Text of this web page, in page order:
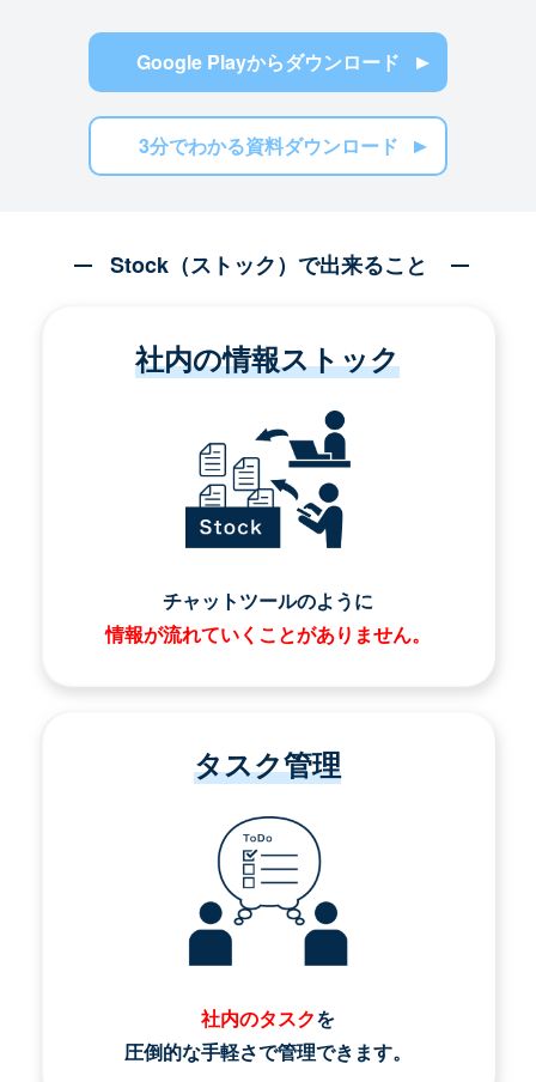
Google Playからダウンロード
3分でわかる資料ダウンロード
Stock（ストック）で出来ること
社内の情報ストック
チャットツールのように
情報が流れていくことがありません。
タスク管理
社内のタスクを
圧倒的な手軽さで管理できます。